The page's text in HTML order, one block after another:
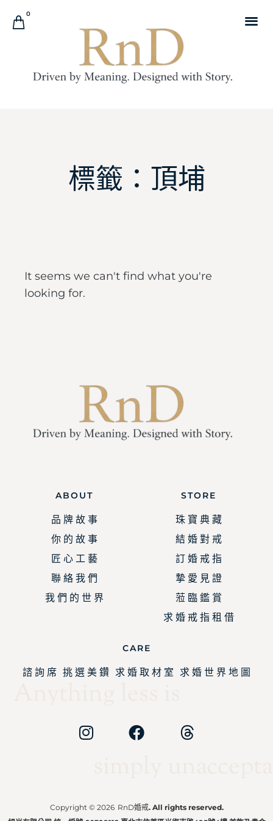
0
標籤：頂埔
It seems we can't find what you're
looking for.
ABOUT
品 牌 故 事
你 的 故 事
匠 心 工 藝
聯 絡 我 們
我 們 的 世 界
STORE
珠 寶 典 藏
結 婚 對 戒
訂 婚 戒 指
摯 愛 見 證
蒞 臨 鑑 賞
求 婚 戒 指 租 借
CARE
諮 詢 席 挑 選 美 鑽 求 婚 取 材 室 求 婚 世 界 地 圖
Copyright © 2026 RnD婚戒. All rights reserved.